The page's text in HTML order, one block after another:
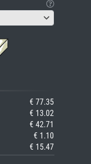
€ 77.35
€ 13.02
€ 42.71
€ 1.10
€ 15.47